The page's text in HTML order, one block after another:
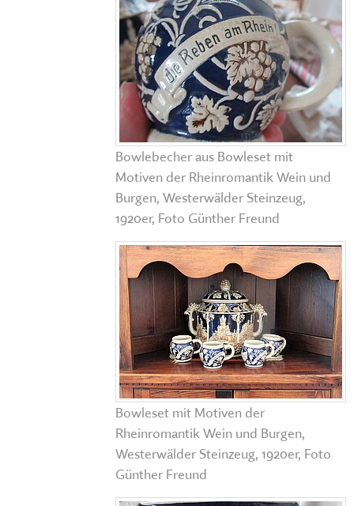
Bowlebecher aus Bowleset mit
Motiven der Rheinromantik Wein und
Burgen, Westerwälder Steinzeug,
1920er, Foto Günther Freund
Bowleset mit Motiven der
Rheinromantik Wein und Burgen,
Westerwälder Steinzeug, 1920er, Foto
Günther Freund